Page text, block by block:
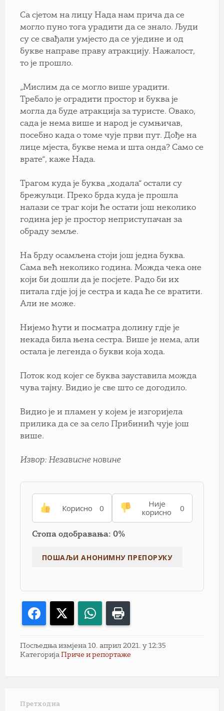
Са сјетом на лицу Нада нам прича да се
могло пуно тога урадити да се знало. Људи
су се свађали умјесто да се уједине и од
букве направе праву атракцију. Нажалост,
то је прошло.
„Мислим да се могло више урадити.
Требало је оградити простор и буква је
могла да буде атракција за туристе. Овако,
сада је нема више и народ је сумњичав,
посебно када о томе чује први пут. Дође на
лице мјеста, букве нема и шта онда? Само се
врате“, каже Нада.
Трагом куда је буква „ходала“ остали су
брежуљци. Преко брда куда је прошла
налази се траг који ће остати још неколико
година јер је простор неприступачан за
обраду земље.
На брду осамљена стоји још једна буква.
Сама већ неколико година. Можда чека оне
који би дошли да је посјете. Радо би их
питала гдје јој је сестра и када ће се вратити.
Али не може.
Нијемо ћути и посматра долину гдје је
некада била њена сестра. Више је нема, али
остала је легенда о букви која хода.
Поток код којег се буква зауставила можда
чува тајну. Видио је све што се догодило.
Видио је и пламен у којем је изгоријела
прилика да се за село Прибинић чује још
више.
Извор: Независне новине
Корисно 0
Није
корисно
0
Стопа одобравања: 0%
Facebook WhatsApp
Посљедња измјена 10. април 2021. у 12:35
Категорија Приче и репортаже
Претходна